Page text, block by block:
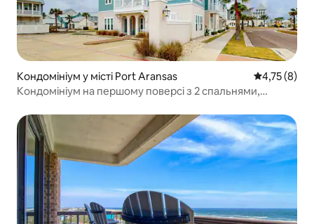
Кондомініум у місті Port Aransas Середня
4,75 (8)
Кондомініум на першому поверсі з 2 спальнями,